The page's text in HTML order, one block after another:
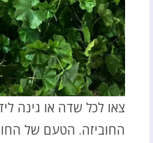
צאו לכל שדה או גינה
החוביזה. הטעם של